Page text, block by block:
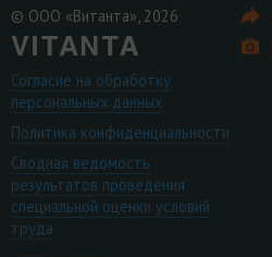
© ООО «Витанта», 2026
Согласие на обработку
персональных данных
Политика конфиденциальности
Сводная ведомость
результатов проведения
специальной оценки условий
труда